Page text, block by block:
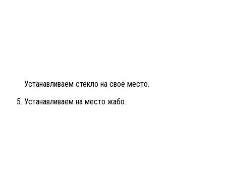
Устанавливаем стекло на своё место.
Устанавливаем на место жабо.